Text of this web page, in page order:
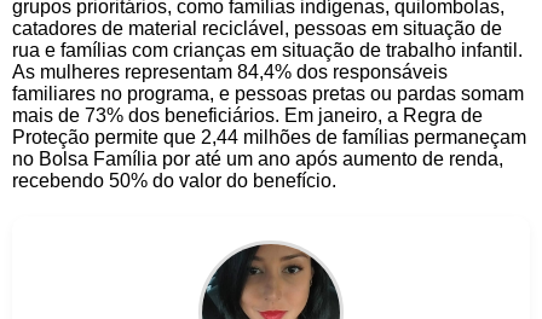
grupos prioritários, como famílias indígenas, quilombolas,
catadores de material reciclável, pessoas em situação de
rua e famílias com crianças em situação de trabalho infantil.
As mulheres representam 84,4% dos responsáveis
familiares no programa, e pessoas pretas ou pardas somam
mais de 73% dos beneficiários. Em janeiro, a Regra de
Proteção permite que 2,44 milhões de famílias permaneçam
no Bolsa Família por até um ano após aumento de renda,
recebendo 50% do valor do benefício.